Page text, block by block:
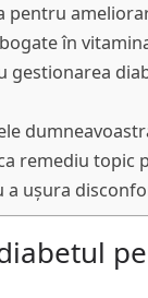
pentru
în
gestionarea
remediu topic
a ușura